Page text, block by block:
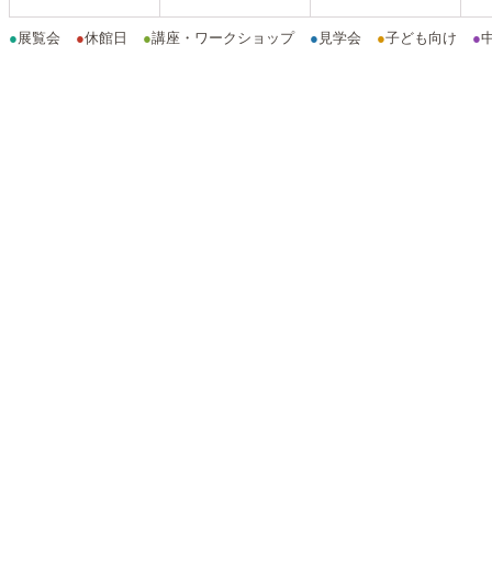
●展覧会 ●休館日 ●講座・ワークショップ ● 見学会 ●子ども向け ●